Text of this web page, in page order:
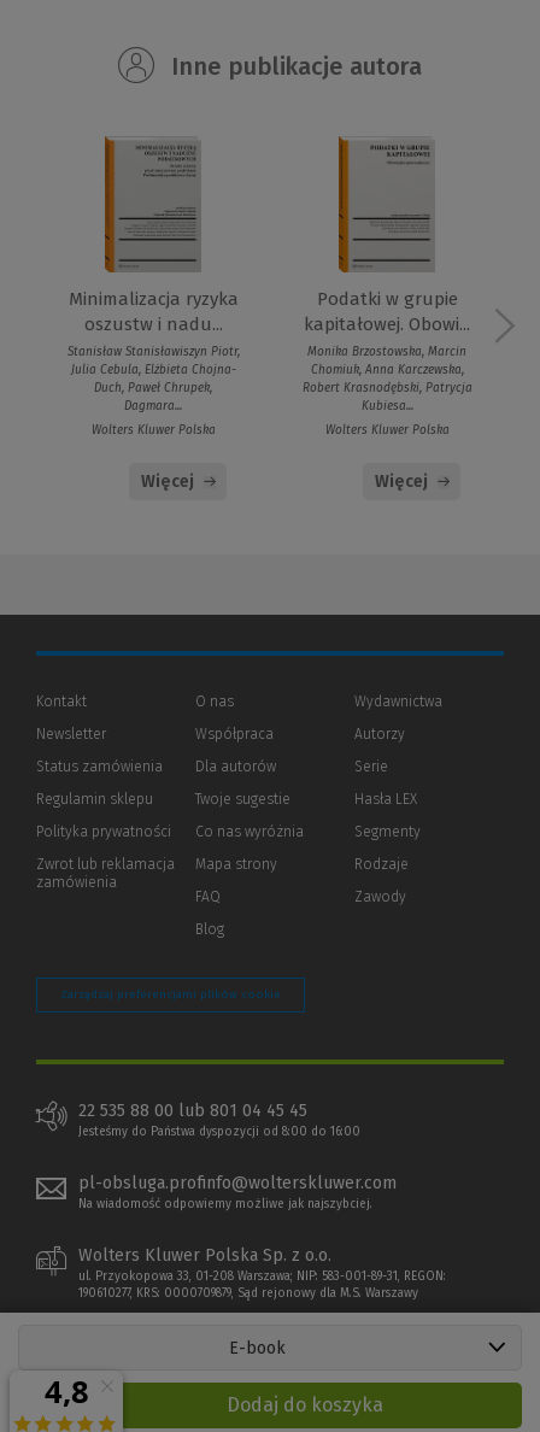
E-book
Dodaj do koszyka
Inne publikacje autora
Minimalizacja ryzyka
oszustw i nadu...
Stanisław Stanisławiszyn Piotr,
Julia Cebula, Elżbieta Chojna-
Duch, Paweł Chrupek,
Dagmara...
Wolters Kluwer Polska
Więcej
Podatki w grupie
kapitałowej. Obowi...
Monika Brzostowska, Marcin
Chomiuk, Anna Karczewska,
Robert Krasnodębski, Patrycja
Kubiesa...
Wolters Kluwer Polska
Więcej
Kontakt
Newsletter
Status zamówienia
Regulamin sklepu
Polityka prywatności (Nowe
(Link
innej
Zwrot lub reklamacja
zamówienia
O nas
Współpraca
Dla autorów(Nowe
(Link
innej
strony)
Twoje sugestie
Co nas wyróżnia
Mapa strony
FAQ
Blog
Wydawnictwa
Autorzy
Serie
Hasła LEX
Segmenty
Rodzaje
Zawody
Zarządzaj preferencjami plików cookie
22 535 88 00 lub 801 04 45 45
Jesteśmy do Państwa dyspozycji od 8:00 do 16:00
pl-obsluga.profinfo@wolterskluwer.com
Na wiadomość odpowiemy możliwe jak najszybciej.
Wolters Kluwer Polska Sp. z o.o.
ul. Przyokopowa 33, 01-208 Warszawa; NIP: 583-001-89-31, REGON:
190610277, KRS: 0000709879, Sąd rejonowy dla M.S. Warszawy